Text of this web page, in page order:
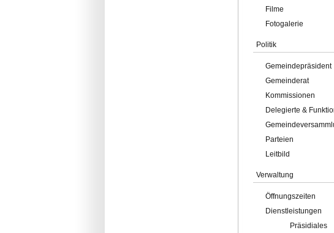
Filme
Fotogalerie
Politik
Gemeindepräsident
Gemeinderat
Kommissionen
Delegierte &
Parteien
Leitbild
Verwaltung
Öffnungszeiten
Dienstleistungen
Präsidiales